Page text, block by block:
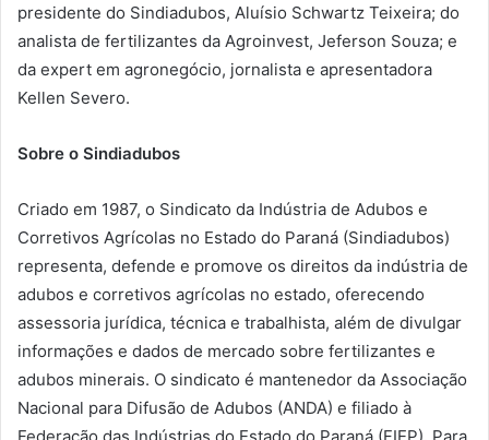
presidente do Sindiadubos, Aluísio Schwartz Teixeira; do
analista de fertilizantes da Agroinvest, Jeferson Souza; e
da expert em agronegócio, jornalista e apresentadora
Kellen Severo.
Sobre o Sindiadubos
Criado em 1987, o Sindicato da Indústria de Adubos e
Corretivos Agrícolas no Estado do Paraná (Sindiadubos)
representa, defende e promove os direitos da indústria de
adubos e corretivos agrícolas no estado, oferecendo
assessoria jurídica, técnica e trabalhista, além de divulgar
informações e dados de mercado sobre fertilizantes e
adubos minerais. O sindicato é mantenedor da Associação
Nacional para Difusão de Adubos (ANDA) e filiado à
Federação das Indústrias do Estado do Paraná (FIEP). Para